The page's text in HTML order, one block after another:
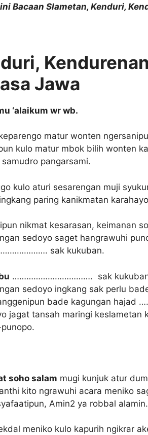
Bacaan Slametan, Kenduri,
Jawa
‘alaikum wr wb.
matur wonten
kulo matur mbok bilih wonten
samudro pangarsami.
kulo aturi sesarengan muji
paring kanikmatan
nikmat kesarasan, keimanan
sedoyo saget hangrawuhi
sak kukuban.
……………………………. sak kukuban
sedoyo ingkang sak perlu
bade kagungan
jagat tansah maringi
soho salam mugi kunjuk atur
kito ngrawuhi acara meniko
Amin2 ya robbal alamin.
meniko kulo kapurih ngikrar